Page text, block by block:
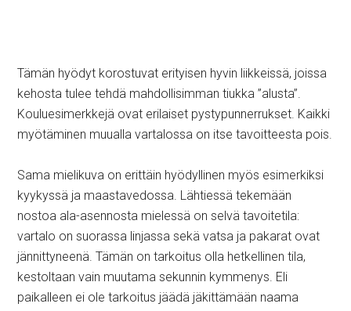
Tämän hyödyt korostuvat erityisen hyvin liikkeissä, joissa
kehosta tulee tehdä mahdollisimman tiukka ”alusta”.
Kouluesimerkkejä ovat erilaiset pystypunnerrukset. Kaikki
myötäminen muualla vartalossa on itse tavoitteesta pois.
Sama mielikuva on erittäin hyödyllinen myös esimerkiksi
kyykyssä ja maastavedossa. Lähtiessä tekemään
nostoa ala-asennosta mielessä on selvä tavoitetila:
vartalo on suorassa linjassa sekä vatsa ja pakarat ovat
jännittyneenä. Tämän on tarkoitus olla hetkellinen tila,
kestoltaan vain muutama sekunnin kymmenys. Eli
paikalleen ei ole tarkoitus jäädä jäkittämään naama